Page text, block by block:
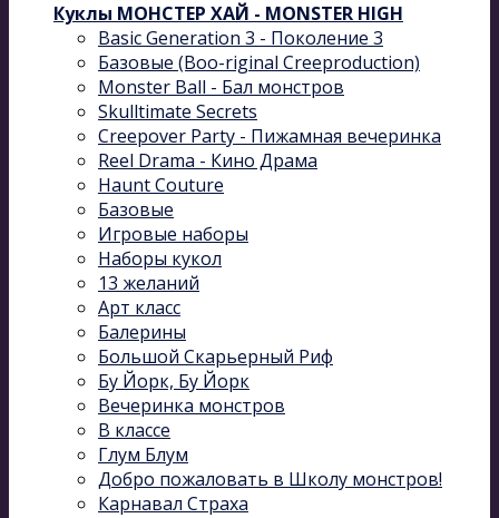
Куклы МОНСТЕР ХАЙ - MONSTER HIGH
Basic Generation 3 - Поколение 3
Базовые (Boo-riginal Creeproduction)
Monster Ball - Бал монстров
Skulltimate Secrets
Creepover Party - Пижамная вечеринка
Reel Drama - Кино Драма
Haunt Couture
Базовые
Игровые наборы
Наборы кукол
13 желаний
Арт класс
Балерины
Большой Скарьерный Риф
Бу Йорк, Бу Йорк
Вечеринка монстров
В классе
Глум Блум
Добро пожаловать в Школу монстров!
Карнавал Cтраха